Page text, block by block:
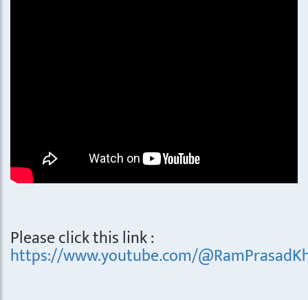
Please click this link :
https://www.youtube.com/